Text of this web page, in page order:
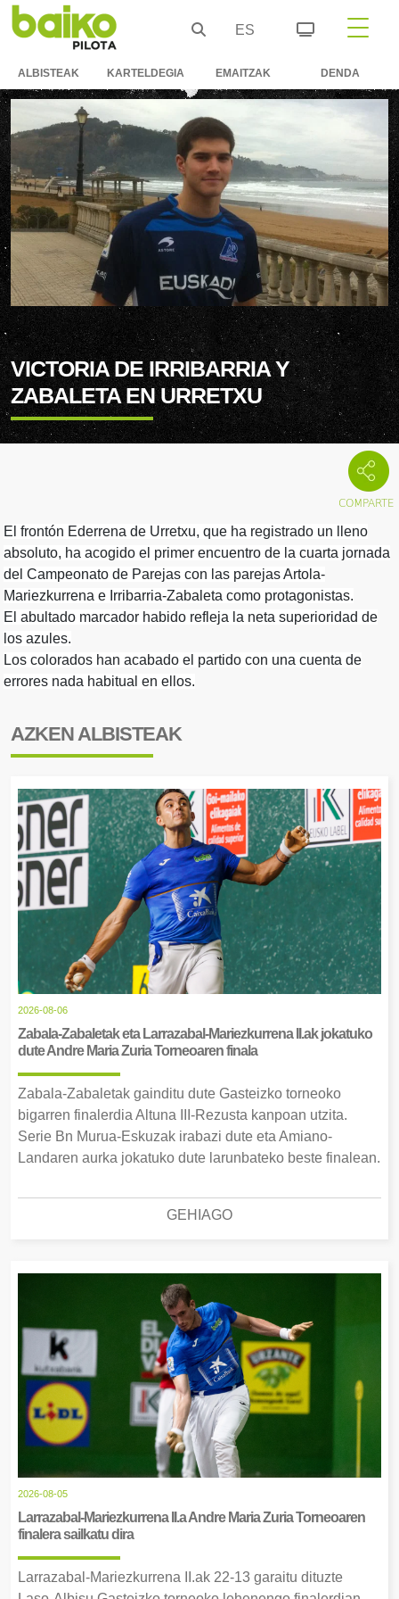
ES
ALBISTEAK KARTELDEGIA EMAITZAK DENDA
VICTORIA DE IRRIBARRIA Y
ZABALETA EN URRETXU
El frontón Ederrena de Urretxu, que ha registrado un lleno
absoluto, ha acogido el primer encuentro de la cuarta jornada
del Campeonato de Parejas con las parejas Artola-
Mariezkurrena e Irribarria-Zabaleta como protagonistas.
El abultado marcador habido refleja la neta superioridad de
los azules.
Los colorados han acabado el partido con una cuenta de
errores nada habitual en ellos.
AZKEN ALBISTEAK
2026-08-06
Zabala-Zabaletak eta Larrazabal-Mariezkurrena II.ak jokatuko
dute Andre Maria Zuria Torneoaren finala
Zabala-Zabaletak gainditu dute Gasteizko torneoko
bigarren finalerdia Altuna III-Rezusta kanpoan utzita.
Serie Bn Murua-Eskuzak irabazi dute eta Amiano-
Landaren aurka jokatuko dute larunbateko beste finalean.
GEHIAGO
2026-08-05
Larrazabal-Mariezkurrena II.a Andre Maria Zuria Torneoaren
finalera sailkatu dira
Larrazabal-Mariezkurrena II.ak 22-13 garaitu dituzte